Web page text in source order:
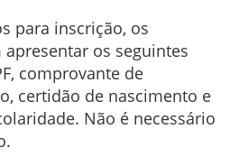
para inscrição, os
os seguintes
comprovante de
certidão de nascimento e
Não é necessário